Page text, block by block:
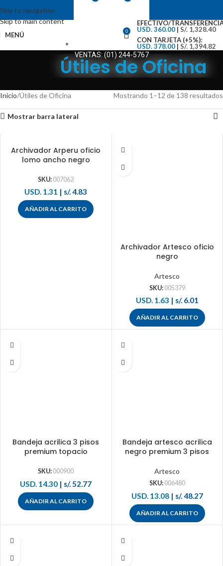
Skip to navigation
Skip to main content
VENTAS: (01) 244-5767
MENÚ 0
EFECTIVO/
USD. 360.00 | S/. 1,328.40
CON TARJETA (+5%):
USD. 378.00 | S/. 1,394.82
Útiles de Oficina
Inicio Útiles de Oficina Mostrando 1–12 de 138 resultados
Mostrar barra lateral
Archivador Arperu oficio
lomo ancho negro
SKU: 007062
USD. 1.31 | s/. 4.83
AÑADIR AL CARRITO
Archivador Artesco oficio
negro
Artesco
SKU: 005379
USD. 1.63 | s/. 6.01
AÑADIR AL CARRITO
Bandeja acrilica 3 pisos
premium topacio
SKU: 000900
USD. 14.30 | s/. 52.77
AÑADIR AL CARRITO
Bandeja artesco acrilica
negro premium 3 pisos
Artesco
SKU: 006480
USD. 13.08| s/. 48.27
AÑADIR AL CARRITO